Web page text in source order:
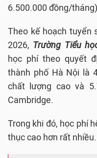
6.500.000 đồng/
Theo kế hoạch tuyển
2026, Trường Tiểu
học phí theo quyết
thành phố Hà Nội là
chất lượng cao và
Cambridge.
Trong khi đó, học phí
thục cao hơn rất